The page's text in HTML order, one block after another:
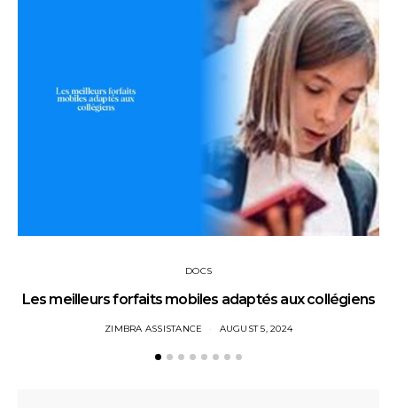
DOCS
Les meilleurs forfaits mobiles adaptés aux collégiens
ZIMBRA ASSISTANCE AUGUST 5, 2024